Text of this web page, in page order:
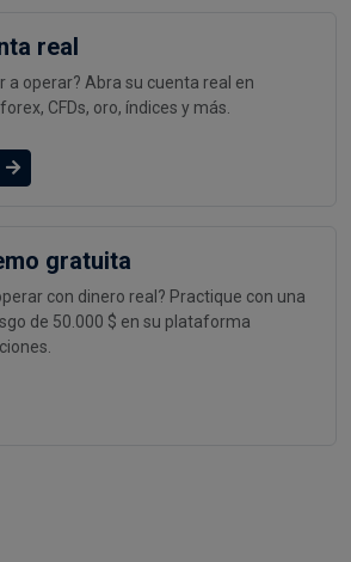
real
a operar? Abra su cuenta real en
CFDs, oro, índices y más.
gratuita
con dinero real? Practique con una
de 50.000 $ en su plataforma